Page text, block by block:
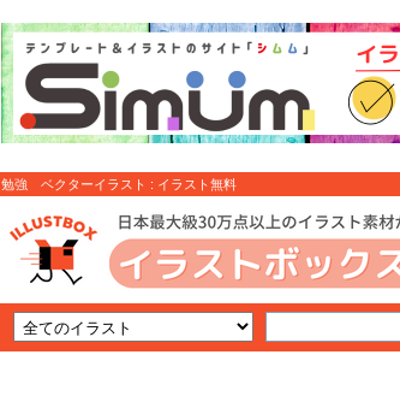
勉強 ベクターイラスト : イラスト無料